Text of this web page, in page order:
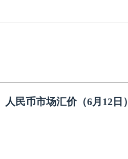
人民币市场汇价（6月12日）